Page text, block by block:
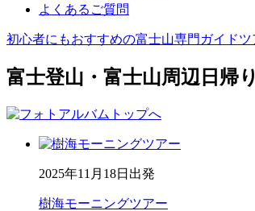
よくあるご質問
初心者にもおすすめの富士山専門ガイド
富士登山・富士山周辺日帰
2025年11月18日出発
樹海モーニングツアー